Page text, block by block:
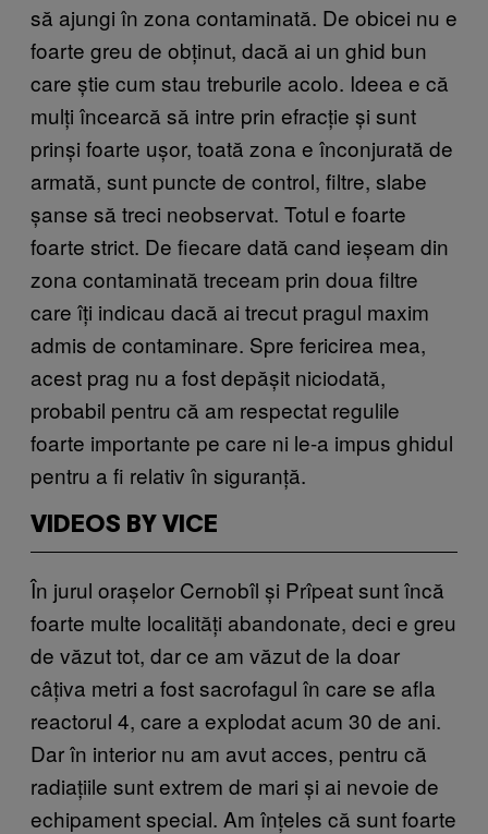
să ajungi în zona contaminată. De obicei nu e
foarte greu de obținut, dacă ai un ghid bun
care știe cum stau treburile acolo. Ideea e că
mulți încearcă să intre prin efracție și sunt
prinși foarte ușor, toată zona e înconjurată de
armată, sunt puncte de control, filtre, slabe
șanse să treci neobservat. Totul e foarte
foarte strict. De fiecare dată cand ieșeam din
zona contaminată treceam prin doua filtre
care îți indicau dacă ai trecut pragul maxim
admis de contaminare. Spre fericirea mea,
acest prag nu a fost depășit niciodată,
probabil pentru că am respectat regulile
foarte importante pe care ni le-a impus ghidul
pentru a fi relativ în siguranță.
VIDEOS BY VICE
În jurul orașelor Cernobîl și Prîpeat sunt încă
foarte multe localități abandonate, deci e greu
de văzut tot, dar ce am văzut de la doar
câțiva metri a fost sacrofagul în care se afla
reactorul 4, care a explodat acum 30 de ani.
Dar în interior nu am avut acces, pentru că
radiațiile sunt extrem de mari și ai nevoie de
echipament special. Am înțeles că sunt foarte